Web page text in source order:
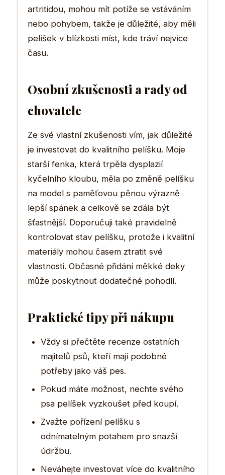
artritidou, mohou mít potíže se vstáváním
nebo pohybem, takže je důležité, aby měli
pelíšek v blízkosti míst, kde tráví nejvíce
času.
Osobní zkušenosti a rady od
chovatele
Ze své vlastní zkušenosti vím, jak důležité
je investovat do kvalitního pelíšku. Moje
starší fenka, která trpěla dysplazií
kyčelního kloubu, měla po změně pelíšku
na model s paměťovou pěnou výrazně
lepší spánek a celkově se zdála být
šťastnější. Doporučuji také pravidelně
kontrolovat stav pelíšku, protože i kvalitní
materiály mohou časem ztratit své
vlastnosti. Občasné přidání měkké deky
může poskytnout dodatečné pohodlí.
Praktické tipy při nákupu
Vždy si přečtěte recenze ostatních
majitelů psů, kteří mají podobné
potřeby jako váš pes.
Pokud máte možnost, nechte svého
psa pelíšek vyzkoušet před koupí.
Zvažte pořízení pelíšku s
odnímatelným potahem pro snazší
údržbu.
Neváhejte investovat více do kvalitního